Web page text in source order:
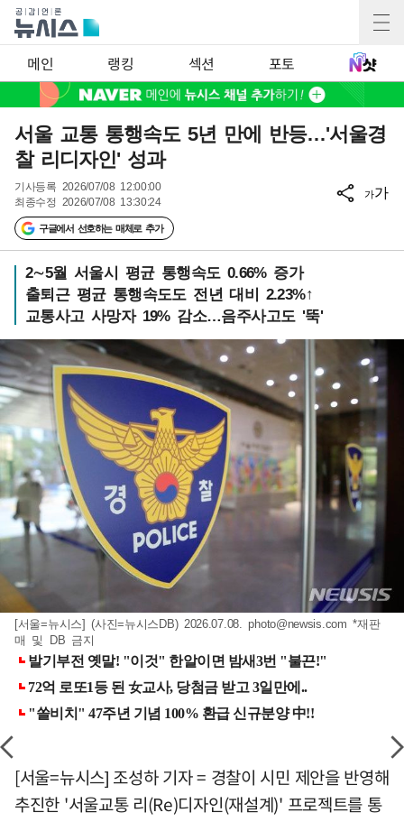
메인 랭킹 섹션 포토
서울 교통 통행속도 5년 만에 반등…'서울경
찰 리디자인' 성과
기사등록 2026/07/08 12:00:00
최종수정 2026/07/08 13:30:24
구글에서 선호하는 매체로 추가
가가
2∼5월 서울시 평균 통행속도 0.66% 증가
출퇴근 평균 통행속도도 전년 대비 2.23%↑
교통사고 사망자 19% 감소…음주사고도 '뚝'
[서울=뉴시스] (사진=뉴시스DB) 2026.07.08.photo@newsis.com *재판
매 및 DB 금지
[서울=뉴시스] 조성하 기자 = 경찰이 시민 제안을 반영해
추진한 '서울교통 리(Re)디자인(재설계)' 프로젝트를 통